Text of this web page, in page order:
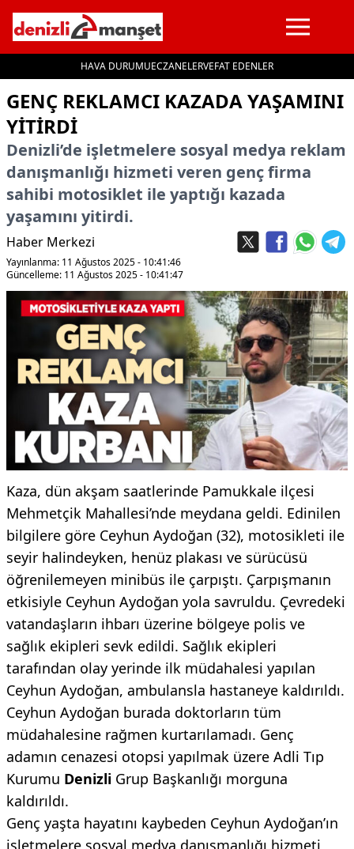
HAVA DURUMUECZANELERVEFAT EDENLER
GENÇ REKLAMCI KAZADA YAŞAMINI
YITIRDI
Denizli’de işletmelere sosyal medya reklam
danışmanlığı hizmeti veren genç firma
sahibi motosiklet ile yaptığı kazada
yaşamını yitirdi.
Haber Merkezi
Yayınlanma: 11 Ağustos 2025 - 10:41:46
Güncelleme: 11 Ağustos 2025 - 10:41:47
Kaza, dün akşam saatlerinde Pamukkale ilçesi
Mehmetçik Mahallesi’nde meydana geldi. Edinilen
bilgilere göre Ceyhun Aydoğan (32), motosikleti ile
seyir halindeyken, henüz plakası ve sürücüsü
öğrenilemeyen minibüs ile çarpıştı. Çarpışmanın
etkisiyle Ceyhun Aydoğan yola savruldu. Çevredeki
vatandaşların ihbarı üzerine bölgeye polis ve
sağlık ekipleri sevk edildi. Sağlık ekipleri
tarafından olay yerinde ilk müdahalesi yapılan
Ceyhun Aydoğan, ambulansla hastaneye kaldırıldı.
Ceyhun Aydoğan burada doktorların tüm
müdahalesine rağmen kurtarılamadı. Genç
adamın cenazesi otopsi yapılmak üzere Adli Tıp
Kurumu Denizli Grup Başkanlığı morguna
kaldırıldı.
Genç yaşta hayatını kaybeden Ceyhun Aydoğan’ın
işletmelere sosyal medya danışmanlığı hizmeti